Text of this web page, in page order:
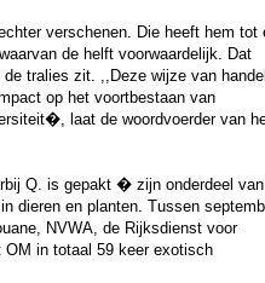
verschenen. Die heeft hem tot
de helft voorwaardelijk. Dat
tralies zit. ,,Deze wijze van
op het voortbestaan van
laat de woordvoerder van
Q. is gepakt � zijn onderdeel
dieren en planten. Tussen
NVWA, de Rijksdienst voor
OM in totaal 59 keer exotisch